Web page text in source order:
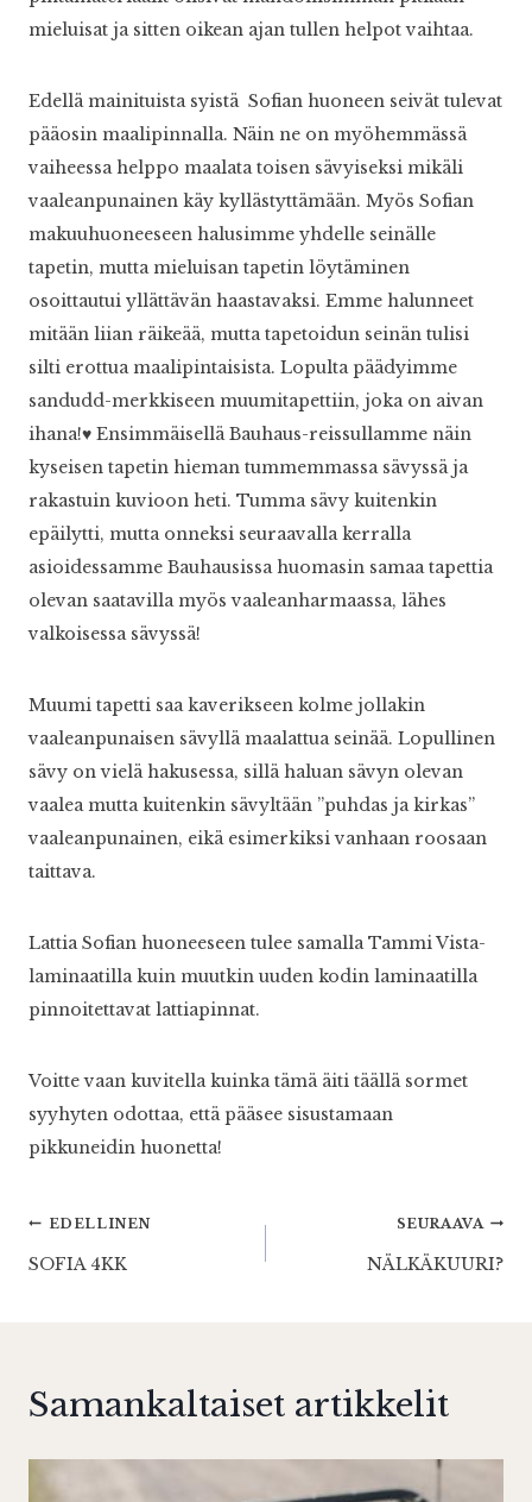
mieluisat ja sitten oikean ajan tullen helpot vaihtaa.
Edellä mainituista syistä Sofian huoneen seivät tulevat
pääosin maalipinnalla. Näin ne on myöhemmässä
vaiheessa helppo maalata toisen sävyiseksi mikäli
vaaleanpunainen käy kyllästyttämään. Myös Sofian
makuuhuoneeseen halusimme yhdelle seinälle
tapetin, mutta mieluisan tapetin löytäminen
osoittautui yllättävän haastavaksi. Emme halunneet
mitään liian räikeää, mutta tapetoidun seinän tulisi
silti erottua maalipintaisista. Lopulta päädyimme
sandudd-merkkiseen muumitapettiin, joka on aivan
ihana!♥ Ensimmäisellä Bauhaus-reissullamme näin
kyseisen tapetin hieman tummemmassa sävyssä ja
rakastuin kuvioon heti. Tumma sävy kuitenkin
epäilytti, mutta onneksi seuraavalla kerralla
asioidessamme Bauhausissa huomasin samaa tapettia
olevan saatavilla myös vaaleanharmaassa, lähes
valkoisessa sävyssä!
Muumi tapetti saa kaverikseen kolme jollakin
vaaleanpunaisen sävyllä maalattua seinää. Lopullinen
sävy on vielä hakusessa, sillä haluan sävyn olevan
vaalea mutta kuitenkin sävyltään ”puhdas ja kirkas”
vaaleanpunainen, eikä esimerkiksi vanhaan roosaan
taittava.
Lattia Sofian huoneeseen tulee samalla Tammi Vista-
laminaatilla kuin muutkin uuden kodin laminaatilla
pinnoitettavat lattiapinnat.
Voitte vaan kuvitella kuinka tämä äiti täällä sormet
syyhyten odottaa, että pääsee sisustamaan
pikkuneidin huonetta!
Artikkelien
selaus
EDELLINEN
SOFIA 4KK
SEURAAVA
NÄLKÄKUURI?
Samankaltaiset artikkelit